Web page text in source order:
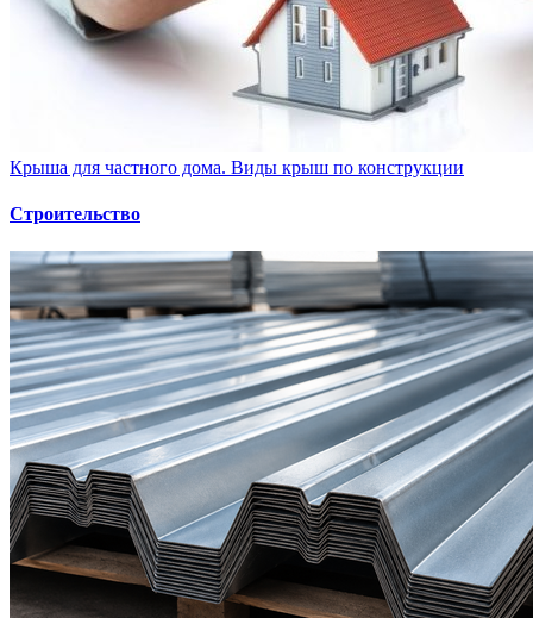
Крыша для частного дома. Виды крыш по конструкции
Строительство